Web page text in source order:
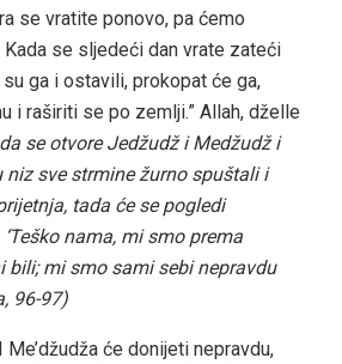
se vratite ponovo, pa ćemo
Kada se sljedeći dan vrate zateći
ga i ostavili, prokopat će ga,
i raširiti se po zemlji.” Allah, dželle
se otvore Jedžudž i Medžudž i
niz sve strmine žurno spuštali i
tada će se pogledi
nama, mi smo prema
bili; mi smo sami sebi nepravdu
96-97)
Me’džudža će donijeti nepravdu,